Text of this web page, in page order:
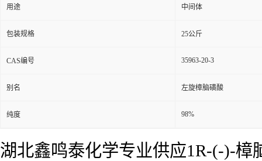
用途 中间体
包装规格 25公斤
CAS编号 35963-20-3
别名 左旋樟脑磺酸
纯度 98%
湖北鑫鸣泰化学专业供应1R-(-)-